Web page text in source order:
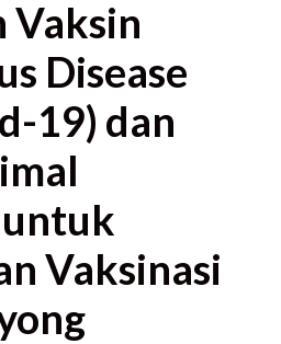
Vaksin
Disease
19) dan
untuk
Vaksinasi